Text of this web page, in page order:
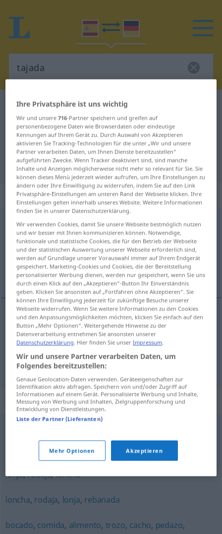
Spanisch-Deutsch Wörterbuch
Spanisch-Deutsch Übersetzung für
"tajada"
"tajada" Deutsch Übersetzung
„tajada“: femenino
tajada [taˈxaða]f
Übersicht aller Übersetzungen
(Für mehr Details die Übersetzung anklicken/antippen)
Scheibe, Rausch
Scheibef tajada GASTR
Rauschm tajada
Synonyme für "tajada"
lonja,rodaja,loncha
loncha, rodaja, lonja, rebanada
bocado, comida, alimento, trozo, cacho, pedazo,
Ihre Privatsphäre ist uns wichtig
Wir und unsere716-Partner speichern und greifen auf
personenbezogene Daten wie Browserdaten oder eindeutige
Kennungen auf Ihrem Gerät zu. Durch Auswahl von Akzeptieren
aktivieren Sie Tracking-Technologien für die unter „Wir und unsere
Partner verarbeiten Daten, um Ihnen Dienste bereitzustellen“
aufgeführten Zwecke. Wenn Tracker deaktiviert sind, sind manche
Inhalte und Anzeigen möglicherweise nicht mehr so relevant für Sie. Sie
können dieses Menü jederzeit wieder aufrufen, um Ihre Einstellungen zu
ändern oder Ihre Einwilligung zu widerrufen, indem Sie auf den Link
Privatsphäre-Einstellungen am unteren Rand der Webseite klicken. Ihre
Einstellungen gelten innerhalb unseres Website. Weitere Informationen
finden Sie in unserer Datenschutzerklärung.
Wir verwenden Cookies, damit Sie unsere Webseite bestmöglich nutzen
und wir besser mit Ihnen kommunizieren können. Notwendige,
funktionale und statistische Cookies, die für den Betrieb der Webseite
und der statistischen Auswertung unserer Webseite erforderlich sind,
werden auf Grundlage unserer Vorauswahl immer auf Ihrem Endgerät
gespeichert. Marketing-Cookies und Cookies, die der Bereitstellung
personalisierter Werbung dienen, werden nur gespeichert, wenn Sie uns
durch einen Klick auf den „Akzeptieren“-Button Ihr Einverständnis
geben. Klicken Sie ansonsten auf „Fortfahren ohne Akzeptieren“. Sie
können Ihre Einwilligung jederzeit für zukünftige Besuche unserer
Webseite widerrufen. Wenn Sie weitere Informationen zu den Cookies
und den Anpassungsmöglichkeiten möchten, klicken Sie einfach auf den
Button „Mehr Optionen“. Weitergehende Hinweise zu der
Datenverarbeitung entnehmen Sie ansonsten unserer
Datenschutzerklärung. Hier finden Sie unserImpressum.
Wir und unsere Partner verarbeiten Daten, um
Folgendes bereitzustellen:
Genaue Geolocation-Daten verwenden. Geräteeigenschaften zur
Identifikation aktiv abfragen. Speichern von und/oder Zugriff auf
Informationen auf einem Gerät. Personalisierte Werbung und Inhalte,
Messung von Werbung und Inhalten, Zielgruppenforschung und
Entwicklung von Dienstleistungen.
Liste der Partner (Lieferanten)
Mehr Optionen Akzeptieren